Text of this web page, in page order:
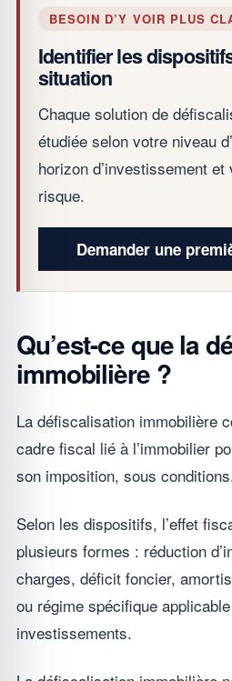
BESOIN D’Y VOIR PLUS
Identifier les
situation
Chaque solution de
étudiée selon votre niveau
horizon d’investissement
risque.
Demander une
Qu’est-ce que la
immobilière ?
La défiscalisation immobilière
cadre fiscal lié à l’immobilier
son imposition, sous
Selon les dispositifs, l’effet
plusieurs formes : réduction
charges, déficit foncier,
ou régime spécifique
investissements.